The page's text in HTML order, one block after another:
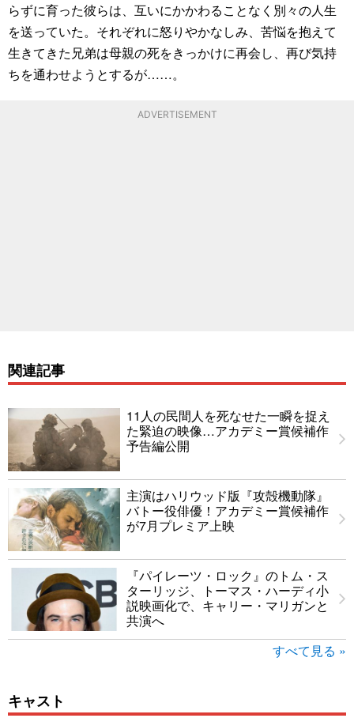
らずに育った彼らは、互いにかかわることなく別々の人生
を送っていた。それぞれに怒りやかなしみ、苦悩を抱えて
生きてきた兄弟は母親の死をきっかけに再会し、再び気持
ちを通わせようとするが……。
ADVERTISEMENT
関連記事
11人の民間人を死なせた一瞬を捉え
た緊迫の映像…アカデミー賞候補作
予告編公開
主演はハリウッド版『攻殻機動隊』
バトー役俳優！アカデミー賞候補作
が7月プレミア上映
『パイレーツ・ロック』のトム・ス
ターリッジ、トーマス・ハーディ小
説映画化で、キャリー・マリガンと
共演へ
すべて見る »
キャスト